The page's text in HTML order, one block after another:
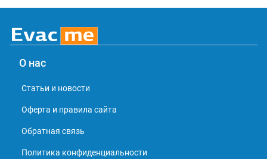
О нас
Статьи и новости
Оферта и правила сайта
Обратная связь
Политика конфиденциальности